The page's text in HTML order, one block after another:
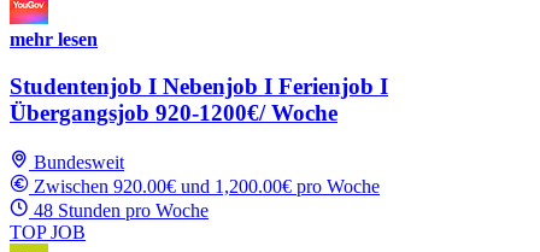
mehr lesen
Studentenjob I Nebenjob I Ferienjob I
Übergangsjob 920-1200€/ Woche
Bundesweit
Zwischen 920.00€ und 1,200.00€ pro Woche
48 Stunden pro Woche
TOP JOB